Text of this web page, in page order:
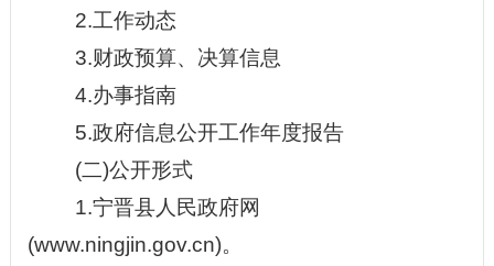
2.工作动态
3.财政预算、决算信息
4.办事指南
5.政府信息公开工作年度报告
(二)公开形式
1.宁晋县人民政府网
(www.ningjin.gov.cn)。